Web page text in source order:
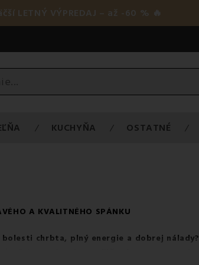
LETNÝ VÝPREDAJ – až -60 % 🔥
KUCHYŇA OSTATNÉ
A KVALITNÉHO SPÁNKU
chrbta, plný energie a dobrej nálady?
vašej postele – je to